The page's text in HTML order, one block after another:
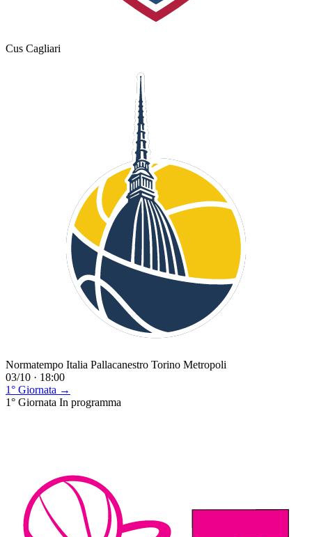
Cus Cagliari
Normatempo Italia Pallacanestro Torino Metropoli
03/10 · 18:00
1° Giornata →
1° Giornata In programma